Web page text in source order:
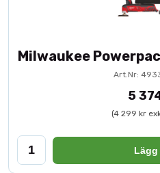
Milwaukee
Art.Nr:
5
(4 299 kr